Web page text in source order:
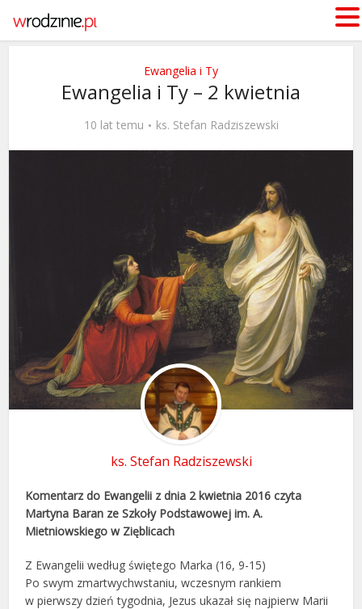
Ewangelia i Ty
Ewangelia i Ty – 2 kwietnia
10 lat temu ks. Stefan Radziszewski
ks. Stefan Radziszewski
Komentarz do Ewangelii z dnia 2 kwietnia 2016 czyta
Martyna Baran ze Szkoły Podstawowej im. A.
Mietniowskiego w Zięblicach
Z Ewangelii według świętego Marka (16, 9-15)
Po swym zmartwychwstaniu, wczesnym rankiem
w pierwszy dzień tygodnia, Jezus ukazał się najpierw Marii